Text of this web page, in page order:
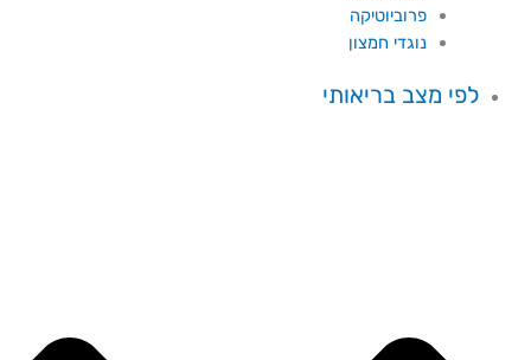
פרוביוטיקה
נוגדי חמצון
לפי מצב בריאותי